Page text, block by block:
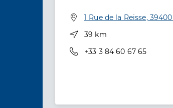
Adresse
1 Rue de la Reisse,
Distance
39 km
Téléphone
+33 3 84 60 67 65